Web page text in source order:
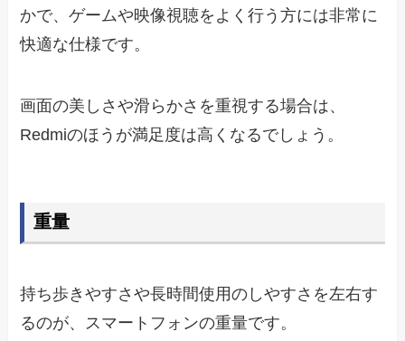
かで、ゲームや映像視聴をよく行う方には非常に
快適な仕様です。
画面の美しさや滑らかさを重視する場合は、
Redmiのほうが満足度は高くなるでしょう。
重量
持ち歩きやすさや長時間使用のしやすさを左右す
るのが、スマートフォンの重量です。